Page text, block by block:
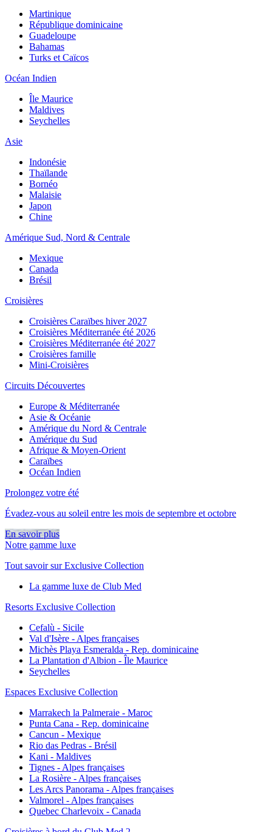
Martinique
République dominicaine
Guadeloupe
Bahamas
Turks et Caïcos
Océan Indien
Île Maurice
Maldives
Seychelles
Asie
Indonésie
Thaïlande
Bornéo
Malaisie
Japon
Chine
Amérique Sud, Nord & Centrale
Mexique
Canada
Brésil
Croisières
Croisières Caraïbes hiver 2027
Croisières Méditerranée été 2026
Croisières Méditerranée été 2027
Croisières famille
Mini-Croisières
Circuits Découvertes
Europe & Méditerranée
Asie & Océanie
Amérique du Nord & Centrale
Amérique du Sud
Afrique & Moyen-Orient
Caraïbes
Océan Indien
Prolongez votre été
Évadez-vous au soleil entre les mois de septembre et octobre
En savoir plus
Notre gamme luxe
Tout savoir sur Exclusive Collection
La gamme luxe de Club Med
Resorts Exclusive Collection
Cefalù - Sicile
Val d'Isère - Alpes françaises
Michès Playa Esmeralda - Rep. dominicaine
La Plantation d'Albion - Île Maurice
Seychelles
Espaces Exclusive Collection
Marrakech la Palmeraie - Maroc
Punta Cana - Rep. dominicaine
Cancun - Mexique
Rio das Pedras - Brésil
Kani - Maldives
Tignes - Alpes françaises
La Rosière - Alpes françaises
Les Arcs Panorama - Alpes françaises
Valmorel - Alpes françaises
Quebec Charlevoix - Canada